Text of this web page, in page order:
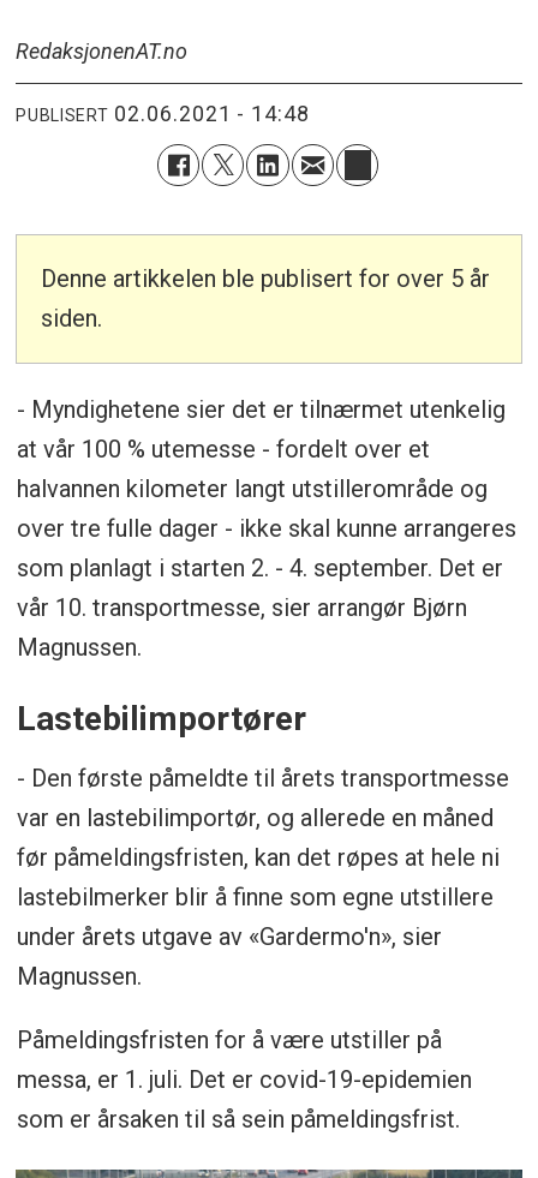
RedaksjonenAT.no
PUBLISERT 02.06.2021 - 14:48
Denne artikkelen ble publisert for over 5 år
siden.
- Myndighetene sier det er tilnærmet utenkelig
at vår 100 % utemesse - fordelt over et
halvannen kilometer langt utstillerområde og
over tre fulle dager - ikke skal kunne arrangeres
som planlagt i starten 2. - 4. september. Det er
vår 10. transportmesse, sier arrangør Bjørn
Magnussen.
Lastebilimportører
- Den første påmeldte til årets transportmesse
var en lastebilimportør, og allerede en måned
før påmeldingsfristen, kan det røpes at hele ni
lastebilmerker blir å finne som egne utstillere
under årets utgave av «Gardermo'n», sier
Magnussen.
Påmeldingsfristen for å være utstiller på
messa, er 1. juli. Det er covid-19-epidemien
som er årsaken til så sein påmeldingsfrist.